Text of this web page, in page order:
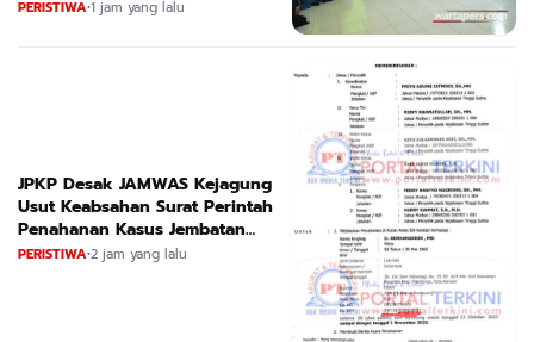
PERISTIWA•1 jam yang lalu
JPKP Desak JAMWAS Kejagung
Usut Keabsahan Surat Perintah
Penahanan Kasus Jembatan
CIRAUCI II
PERISTIWA•2 jam yang lalu